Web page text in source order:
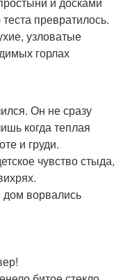
превратилось.
узловатые
горлах
Он не сразу
когда теплая
и груди.
чувство стыда,
дом ворвались